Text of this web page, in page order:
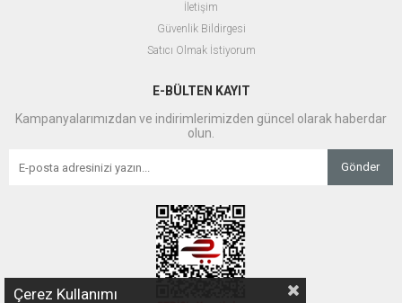
İletişim
Güvenlik Bildirgesi
Satıcı Olmak İstiyorum
E-BÜLTEN KAYIT
Kampanyalarımızdan ve indirimlerimizden güncel olarak haberdar
olun.
Gönder
Çerez Kullanımı